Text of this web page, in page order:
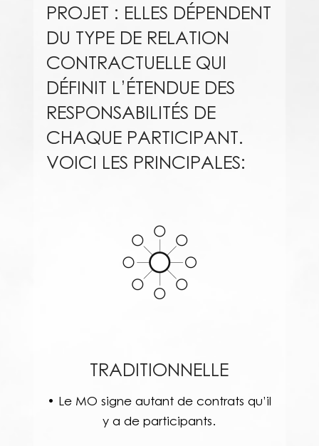
PROJET : ELLES DÉPENDENT
DU TYPE DE RELATION
CONTRACTUELLE QUI
DÉFINIT L’ÉTENDUE DES
RESPONSABILITÉS DE
CHAQUE PARTICIPANT.
VOICI LES PRINCIPALES:
TRADITIONNELLE
• Le MO signe autant de contrats qu’il
y a de participants.